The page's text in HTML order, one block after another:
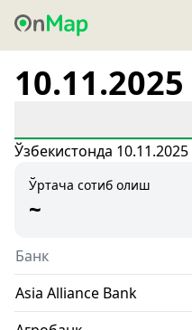
Ўзбекистонда
Ўртача сотиб олиш
~
Банк
Asia Alliance Bank